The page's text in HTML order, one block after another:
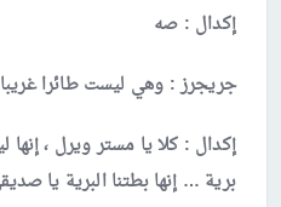
إكدال : صه
جريجرز : وهي ليست طائرا
إكدال : كلا يا مستر ويرل ، إنها
برية … إنها بطتنا البرية يا